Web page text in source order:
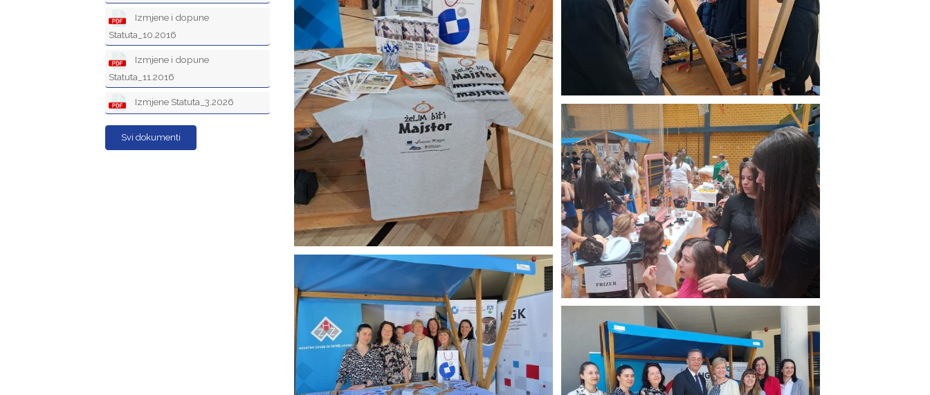
Izmjene i dopune
Statuta_10.2016
Izmjene i dopune
Statuta_11.2016
Izmjene Statuta_3.2026
Svi dokumenti